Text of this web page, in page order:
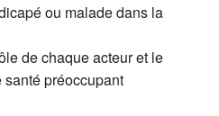
ou malade dans la
de chaque acteur et le
santé préoccupant